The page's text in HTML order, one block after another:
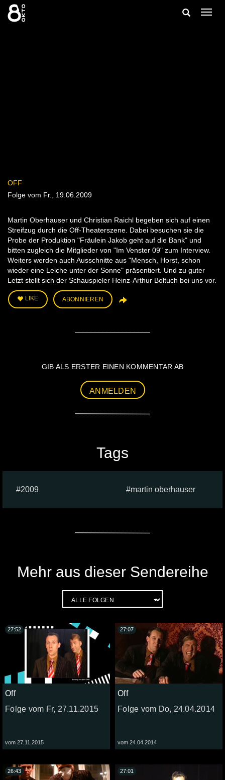
Zum
Inhalt
springen
Suche
OFF
Folge vom Fr., 19.06.2009
Martin Oberhauser und Christian Raichl begeben sich auf einen
Streifzug durch die Off-Theaterszene. Dabei besuchen sie die
Probe der Produktion "Fräulein Jakob geht auf die Bank" und
bitten zugleich die Mitglieder von "Im Venster 09" zum Interview.
Weiters werden auch Ausschnitte aus "Mensch, Horst, schon
wieder eine Leiche unter der Sonne" präsentiert. Und zu guter
Letzt stellt sich der Schauspieler Heinz-Arthur Boltuch bei uns vor.
LIKE ABONNIEREN
GIB ALS ERSTER EINEN KOMMENTAR AB
ANMELDEN
Tags
2009 martin oberhauser
Mehr aus dieser Sendereihe
Off
Folge vom Fr, 27.11.2015
vom 27.11.2015
27:52
Off
Folge vom Do, 24.04.2014
vom 24.04.2014
27:07
26:43 27:01